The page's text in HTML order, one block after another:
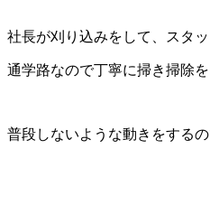
社長が刈り込みをして、スタ
通学路なので丁寧に掃き掃除を
普段しないような動きをする